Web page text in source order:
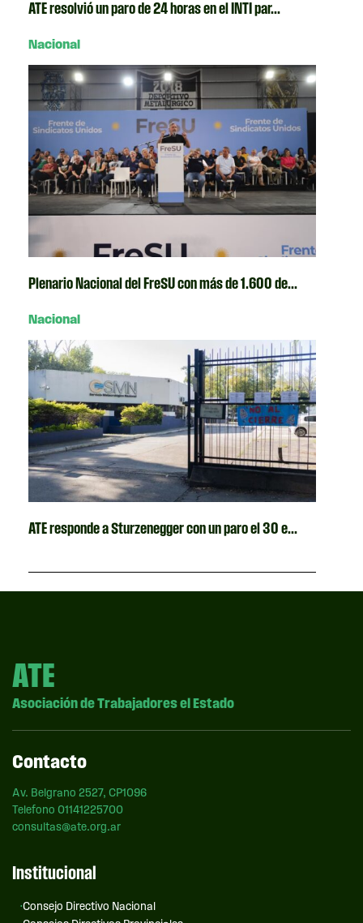
ATE resolvió un paro de 24 horas en el INTI par...
Nacional
Plenario Nacional del FreSU con más de 1.600 de...
Nacional
ATE responde a Sturzenegger con un paro el 30 e...
ATE
Asociación de Trabajadores el Estado
Contacto
Av. Belgrano 2527, CP1096
Telefono 01141225700
consultas@ate.org.ar
Institucional
Consejo Directivo Nacional